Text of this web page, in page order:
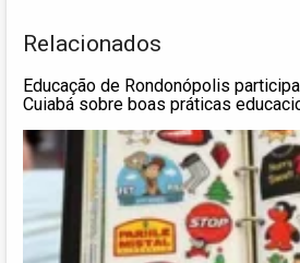
Relacionados
Educação de Rondonópolis
Cuiabá sobre boas práticas